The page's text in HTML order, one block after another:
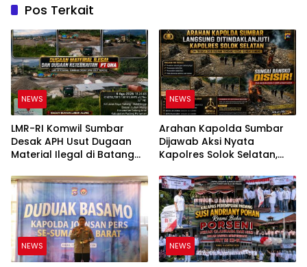
Pos Terkait
NEWS
LMR-RI Komwil Sumbar
Desak APH Usut Dugaan
Material Ilegal di Batang
PT UHA Diminta Diselidiki
Tuntas
NEWS
Arahan Kapolda Sumbar
Dijawab Aksi Nyata
Kapolres Solok Selatan,
Bukan Sekadar Slogan
NEWS NEWS